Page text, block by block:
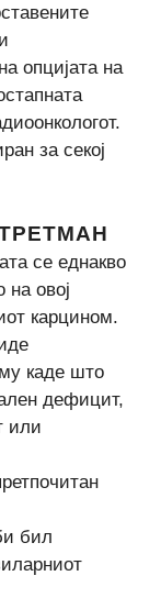
опцијата на
за секој
се еднакво
овој
карцином.
каде што
дефицит,
или
бил